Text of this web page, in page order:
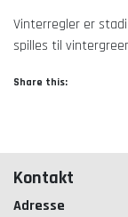
Vinterregler er
spilles til
Share this:
Kontakt
Adresse